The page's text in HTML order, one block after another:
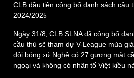
Thế giới
Quan sát
Cuộc sống đó đây
Hồ sơ
Ảnh
E-
CLB đầu tiên công bố danh sách cầu
2024/2025
Ngày 31/8, CLB SLNA đã công bố
cầu thủ sẽ tham dự V-League mùa
đội bóng xứ Nghệ có 27 gương mặt
ngoại và không có nhân tố Việt kiều